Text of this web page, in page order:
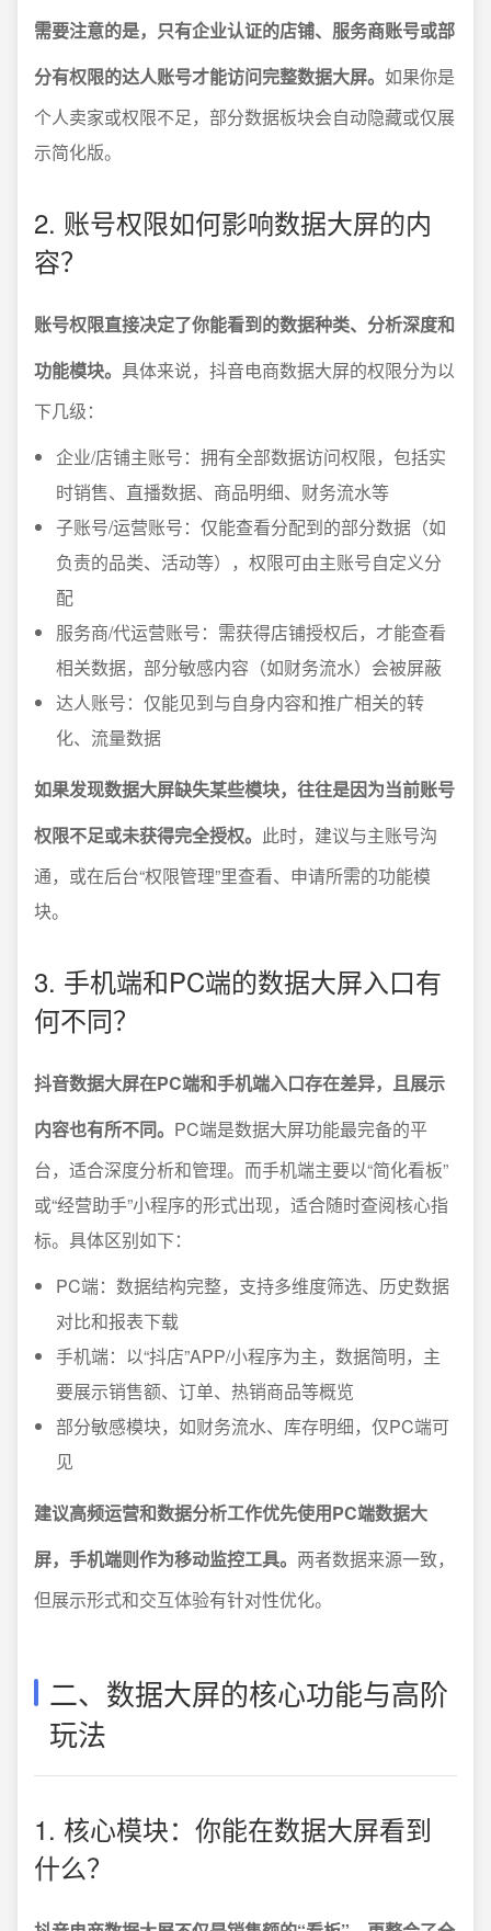
需要注意的是，只有企业认证的店铺、服务商账号或部
分有权限的达人账号才能访问完整数据大屏。 如果你是
个人卖家或权限不足，部分数据板块会自动隐藏或仅展
示简化版。
2. 账号权限如何影响数据大屏的内
容？
账号权限直接决定了你能看到的数据种类、分析深度和
功能模块。 具体来说，抖音电商数据大屏的权限分为以
下几级：
企业/店铺主账号：拥有全部数据访问权限，包括实
时销售、直播数据、商品明细、财务流水等
子账号/运营账号：仅能查看分配到的部分数据（如
负责的品类、活动等），权限可由主账号自定义分
配
服务商/代运营账号：需获得店铺授权后，才能查看
相关数据，部分敏感内容（如财务流水）会被屏蔽
达人账号：仅能见到与自身内容和推广相关的转
化、流量数据
如果发现数据大屏缺失某些模块，往往是因为当前账号
权限不足或未获得完全授权。 此时，建议与主账号沟
通，或在后台“权限管理”里查看、申请所需的功能模
块。
3. 手机端和PC端的数据大屏入口有
何不同？
抖音数据大屏在PC端和手机端入口存在差异，且展示
内容也有所不同。 PC端是数据大屏功能最完备的平
台，适合深度分析和管理。而手机端主要以“简化看板”
或“经营助手”小程序的形式出现，适合随时查阅核心指
标。具体区别如下：
PC端：数据结构完整，支持多维度筛选、历史数据
对比和报表下载
手机端：以“抖店”APP/小程序为主，数据简明，主
要展示销售额、订单、热销商品等概览
部分敏感模块，如财务流水、库存明细，仅PC端可
见
建议高频运营和数据分析工作优先使用PC端数据大
屏，手机端则作为移动监控工具。 两者数据来源一致，
但展示形式和交互体验有针对性优化。
二、数据大屏的核心功能与高阶
玩法
1. 核心模块：你能在数据大屏看到
什么？